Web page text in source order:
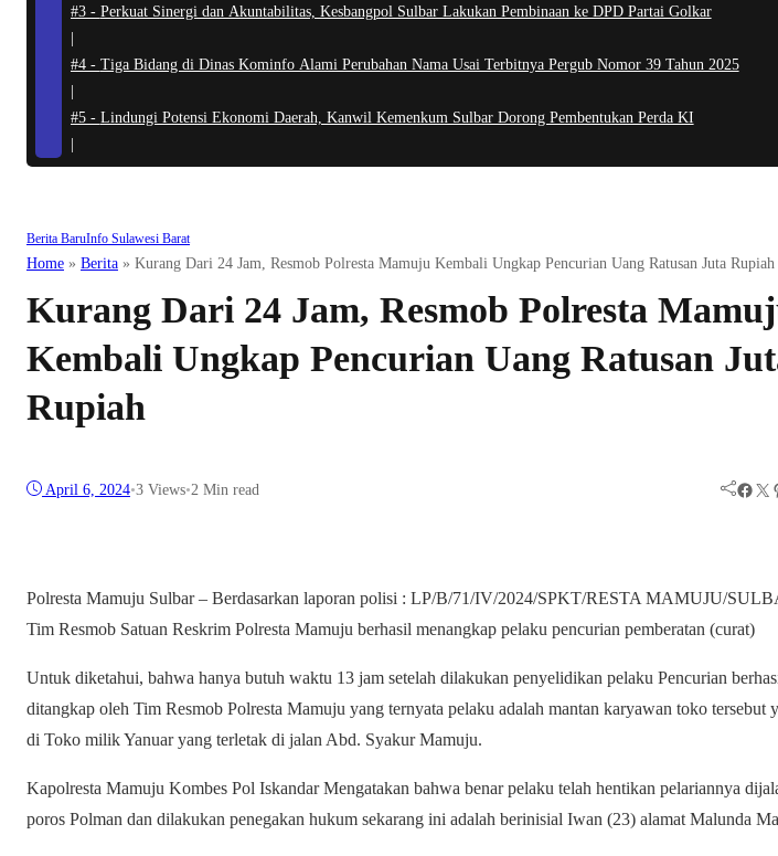
#3 - Perkuat Sinergi dan Akuntabilitas, Kesbangpol Sulbar Lakukan Pembinaan ke DPD Partai Golkar
#4 - Tiga Bidang di Dinas Kominfo Alami Perubahan Nama Usai Terbitnya Pergub Nomor 39 Tahun 2025
#5 - Lindungi Potensi Ekonomi Daerah, Kanwil Kemenkum Sulbar Dorong Pembentukan Perda KI
Berita BaruInfo Sulawesi Barat
Home » Berita » Kurang Dari 24 Jam, Resmob Polresta Mamuju Kembali Ungkap Pencurian Uang Ratusan Juta Rupiah
Kurang Dari 24 Jam, Resmob Polresta
Kembali Ungkap Pencurian Uang Ratusan
Rupiah
April 6, 2024•3 Views•2 Min read Facebook Twitter Pinterest
Polresta Mamuju Sulbar – Berdasarkan laporan polisi : LP/B/71/IV/2024/SPKT/RESTA MAMUJU/
Tim Resmob Satuan Reskrim Polresta Mamuju berhasil menangkap pelaku pencurian pemberatan (curat)
Untuk diketahui, bahwa hanya butuh waktu 13 jam setelah dilakukan penyelidikan pelaku Pencurian
ditangkap oleh Tim Resmob Polresta Mamuju yang ternyata pelaku adalah mantan karyawan toko tersebut
di Toko milik Yanuar yang terletak di jalan Abd. Syakur Mamuju.
Kapolresta Mamuju Kombes Pol Iskandar Mengatakan bahwa benar pelaku telah hentikan pelariannya
poros Polman dan dilakukan penegakan hukum sekarang ini adalah berinisial Iwan (23) alamat Malunda